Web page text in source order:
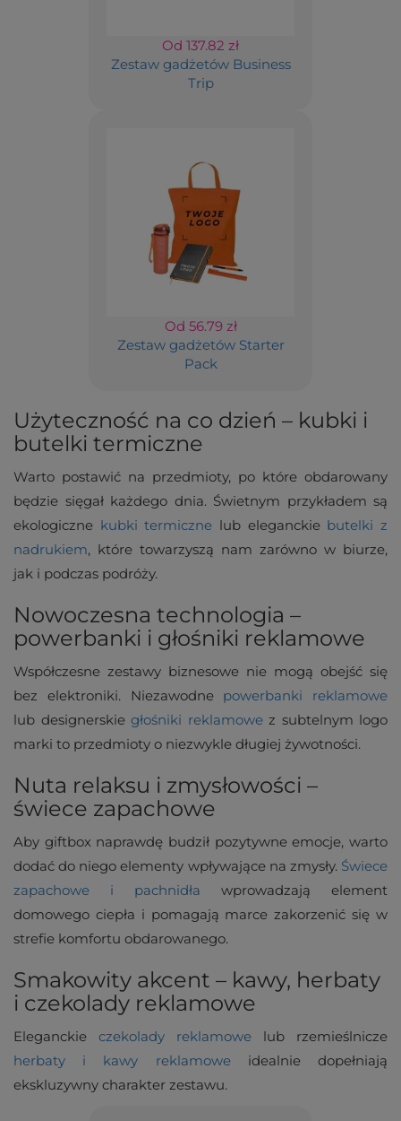
Od 137.82 zł
Zestaw gadżetów Business
Trip
Od 56.79 zł
Zestaw gadżetów Starter
Pack
Użyteczność na co dzień – kubki i
butelki termiczne
Warto postawić na przedmioty, po które obdarowany
będzie sięgał każdego dnia. Świetnym przykładem są
ekologiczne kubki termiczne lub eleganckie butelki z
nadrukiem, które towarzyszą nam zarówno w biurze,
jak i podczas podróży.
Nowoczesna technologia –
powerbanki i głośniki reklamowe
Współczesne zestawy biznesowe nie mogą obejść się
bez elektroniki. Niezawodne powerbanki reklamowe
lub designerskie głośniki reklamowez subtelnym logo
marki to przedmioty o niezwykle długiej żywotności.
Nuta relaksu i zmysłowości –
świece zapachowe
Aby giftbox naprawdę budził pozytywne emocje, warto
dodać do niego elementy wpływające na zmysły. Świece
zapachowe i pachnidła wprowadzają element
domowego ciepła i pomagają marce zakorzenić się w
strefie komfortu obdarowanego.
Smakowity akcent – kawy, herbaty
i czekolady reklamowe
Eleganckie czekolady reklamowe lub rzemieślnicze
herbaty i kawy reklamoweidealnie dopełniają
ekskluzywny charakter zestawu.